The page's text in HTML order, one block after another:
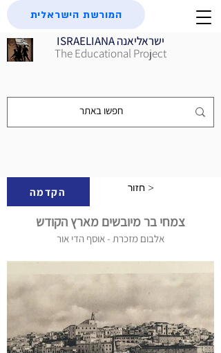
ISRAELIANA ישראליאנה
The Educational Project
המורשת הישראלית
הקדמה חזור >
צמחי בר מיובשים מארץ הקודש
אלבום מזכרת - אוסף הדי אור